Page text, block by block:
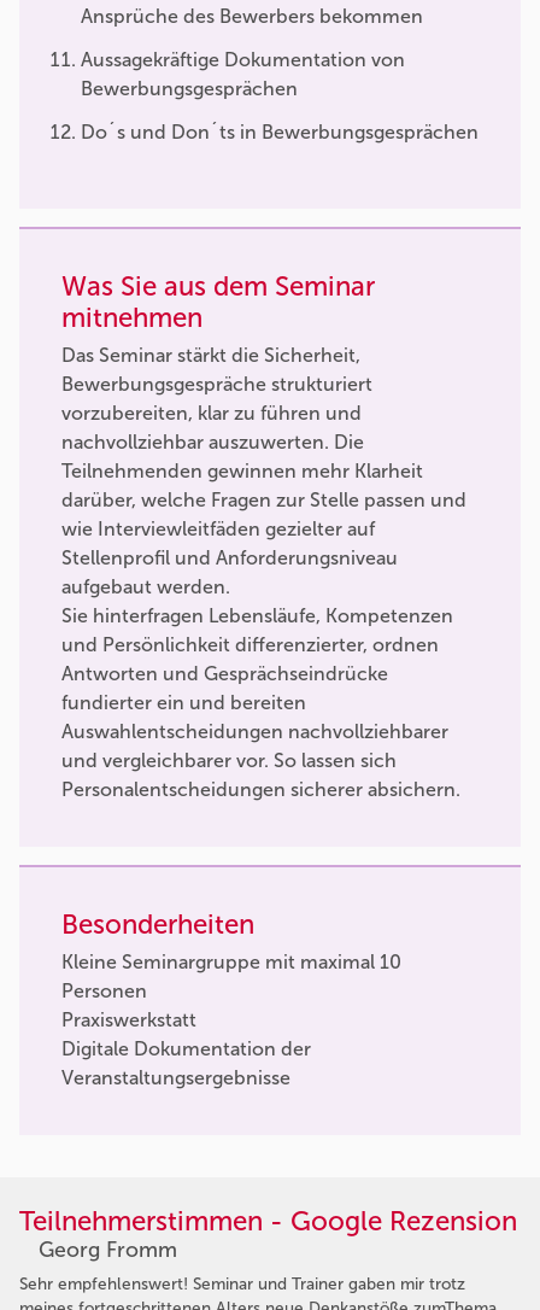
Ansprüche des Bewerbers bekommen
Aussagekräftige Dokumentation von
Bewerbungsgesprächen
Do´s und Don´ts in Bewerbungsgesprächen
Was Sie aus dem Seminar
mitnehmen
Das Seminar stärkt die Sicherheit,
Bewerbungsgespräche strukturiert
vorzubereiten, klar zu führen und
nachvollziehbar auszuwerten. Die
Teilnehmenden gewinnen mehr Klarheit
darüber, welche Fragen zur Stelle passen und
wie Interviewleitfäden gezielter auf
Stellenprofil und Anforderungsniveau
aufgebaut werden.
Sie hinterfragen Lebensläufe, Kompetenzen
und Persönlichkeit differenzierter, ordnen
Antworten und Gesprächseindrücke
fundierter ein und bereiten
Auswahlentscheidungen nachvollziehbarer
und vergleichbarer vor. So lassen sich
Personalentscheidungen sicherer absichern.
Besonderheiten
Kleine Seminargruppe mit maximal 10
Personen
Praxiswerkstatt
Digitale Dokumentation der
Veranstaltungsergebnisse
Teilnehmerstimmen - Google Rezension
Georg Fromm
Sehr empfehlenswert! Seminar und Trainer gaben mir trotz